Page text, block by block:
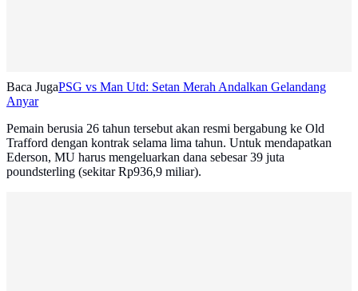
Baca JugaPSG vs Man Utd: Setan Merah Andalkan Gelandang
Anyar
Pemain berusia 26 tahun tersebut akan resmi bergabung ke Old
Trafford dengan kontrak selama lima tahun. Untuk mendapatkan
Ederson, MU harus mengeluarkan dana sebesar 39 juta
poundsterling (sekitar Rp936,9 miliar).